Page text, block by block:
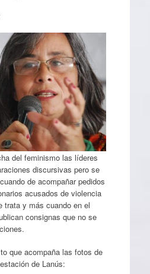
del feminismo las líderes
discursivas pero se
de acompañar pedidos
acusados de violencia
trata y más cuando en el
consignas que no se
que acompaña las fotos de
de Lanús: